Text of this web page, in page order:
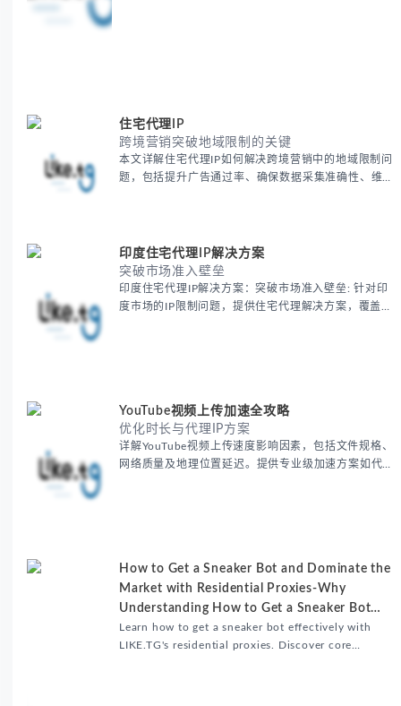
住宅代理IP
跨境营销突破地域限制的关键
本文详解住宅代理IP如何解决跨境营销中的地域限制问
题，包括提升广告通过率、确保数据采集准确性、维护
印度住宅代理IP解决方案
突破市场准入壁垒
印度住宅代理IP解决方案：突破市场准入壁垒: 针对印
度市场的IP限制问题，提供住宅代理解决方案，覆盖主
YouTube视频上传加速全攻略
优化时长与代理IP方案
详解YouTube视频上传速度影响因素，包括文件规格、
网络质量及地理位置延迟。提供专业级加速方案如代理
How to Get a Sneaker Bot and Dominate the
Market with Residential Proxies-Why
Understanding How to Get a Sneaker Bot
Matters
Learn how to get a sneaker bot effectively with
LIKE.TG's residential proxies. Discover core